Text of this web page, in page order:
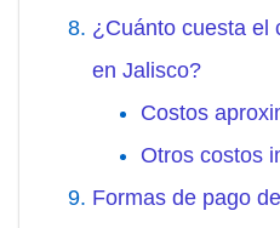
¿Cuánto cuesta el
en Jalisco?
Costos
Otros costos
Formas de pago